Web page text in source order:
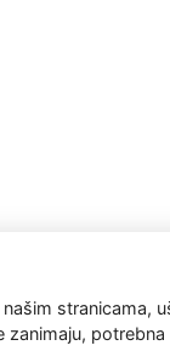
stranicama,